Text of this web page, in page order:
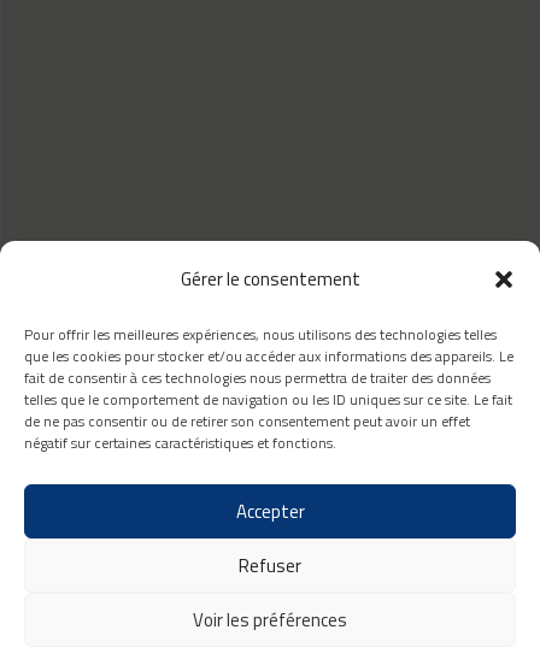
Gérer le consentement
Pour offrir les meilleures expériences, nous utilisons des technologies telles
que les cookies pour stocker et/ou accéder aux informations des appareils. Le
fait de consentir à ces technologies nous permettra de traiter des données
telles que le comportement de navigation ou les ID uniques sur ce site. Le fait
de ne pas consentir ou de retirer son consentement peut avoir un effet
négatif sur certaines caractéristiques et fonctions.
Accepter
Refuser
Voir les préférences
418 660-8111
1259, rue Paul-émile-Giroux,
Québec, G1C 0K9
info@novaconstructioncp.com
2026 Nova Construction -
Tous droits réservés | Site web
Conditions générales
Déclaration de confidentialité